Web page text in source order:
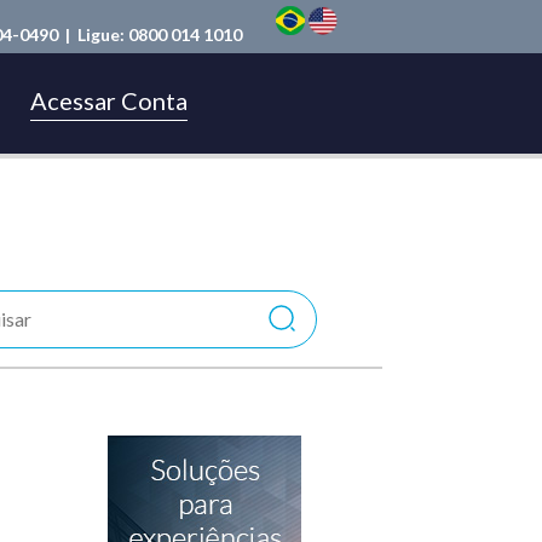
0490 | Ligue: 0800 014 1010
Acessar Conta